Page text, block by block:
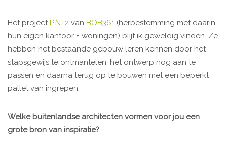
Het project P.NT2 van BOB361 (herbestemming met daarin
hun eigen kantoor + woningen) blijf ik geweldig vinden. Ze
hebben het bestaande gebouw leren kennen door het
stapsgewijs te ontmantelen; het ontwerp nog aan te
passen en daarna terug op te bouwen met een beperkt
pallet van ingrepen.
Welke buitenlandse architecten vormen voor jou een
grote bron van inspiratie?